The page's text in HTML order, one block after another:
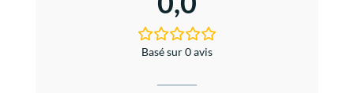
Basé sur 0 avis